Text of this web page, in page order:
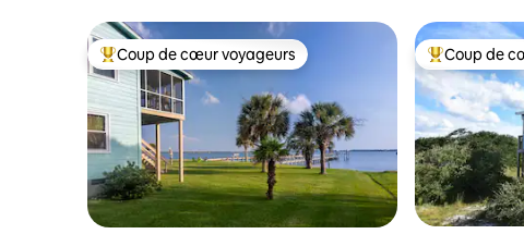
Coups de cœur voyageurs les plus appréciés
Coup de cœur voyageurs Coups de
Coup de